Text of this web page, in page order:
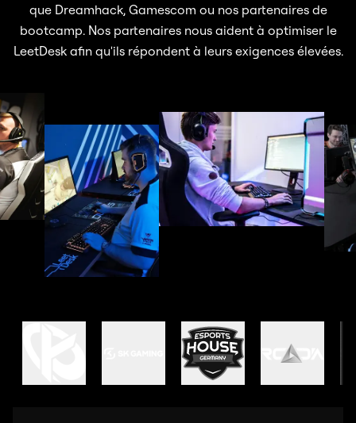
que Dreamhack, Gamescom ou nos partenaires de
bootcamp. Nos partenaires nous aident à optimiser le
LeetDesk afin qu'ils répondent à leurs exigences élevées.